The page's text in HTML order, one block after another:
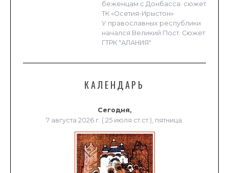
беженцам с Донбасса. сюжет
ТК «Осетия-Ирыстон»
У православных республики
начался Великий Пост. Сюжет
ГТРК "АЛАНИЯ"
КАЛЕНДАРЬ
Сегодня,
7 августа 2026 г. ( 25 июля ст.ст.), пятница.